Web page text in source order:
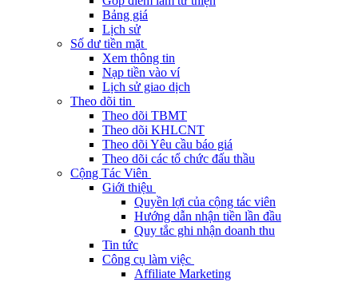
Bảng giá
Lịch sử
Số dư tiền mặt
Xem thông tin
Nạp tiền vào ví
Lịch sử giao dịch
Theo dõi tin
Theo dõi TBMT
Theo dõi KHLCNT
Theo dõi Yêu cầu báo giá
Theo dõi các tổ chức đấu thầu
Cộng Tác Viên
Giới thiệu
Quyền lợi của cộng tác viên
Hướng dẫn nhận tiền lần đầu
Quy tắc ghi nhận doanh thu
Tin tức
Công cụ làm việc
Affiliate Marketing